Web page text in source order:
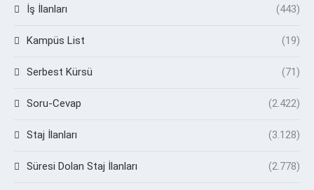
İş İlanları (443)
Kampüs List (19)
Serbest Kürsü (71)
Soru-Cevap (2.422)
Staj İlanları (3.128)
Süresi Dolan Staj İlanları (2.778)